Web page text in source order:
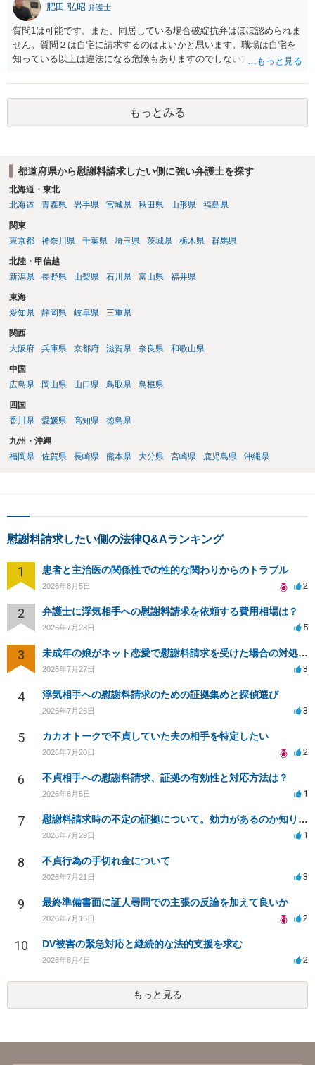
肥田 弘昭 弁護士
質問1は可能です。また、同居している場合破綻抗弁はほぼ認められま
せん。質問２は自宅に請求するのはよいかと思います。職場は自宅を
知っている以上は違法になる危険もありますのでしない方が良いで
かと思います。有責配偶者ですので相手方からの離婚は拒否しても仮
に訴訟されても法的に成立しません。質問５は認知すると養育費支払
い、相続権が発生します。合意があれば法的に可能ですが法律で強制
することはできません。質問６は可能です。質問７は不貞行為の写真
もっとみる
都道府県から慰謝料請求したい側に強い弁護士を探す
北海道・東北
北海道
青森県 岩手県 宮城県 秋田県 山形県 福島県
関東
東京都
神奈川県 千葉県 埼玉県 茨城県 栃木県 群馬県
北陸・甲信越
新潟県
長野県 山梨県 石川県 富山県 福井県
東海
愛知県
静岡県 岐阜県 三重県
関西
大阪府
兵庫県 京都府 滋賀県 奈良県 和歌山県
中国
広島県
岡山県 山口県 鳥取県 島根県
四国
香川県
愛媛県 高知県 徳島県
九州・沖縄
福岡県
佐賀県 長崎県 熊本県 大分県 宮崎県 鹿児島県 沖縄県
慰謝料請求したい側の法律Q&Aランキング
1 患者と主治医の関係性での性的な関わりからのトラブル
2026年8月5日 2
2 弁護士に浮気相手への慰謝料請求を依頼する費用相場は？
2026年7月28日 5
3 未成年の娘がネット恋愛で慰謝料請求を受けた場合の対処法は？
2026年7月27日 3
4 浮気相手への慰謝料請求のための証拠集めと探偵選び
2026年7月26日 3
5 カカオトークで不貞していた夫の相手を特定したい
2026年7月20日 2
6 不貞相手への慰謝料請求、証拠の有効性と対応方法は？
2026年8月5日 1
7 慰謝料請求時の不定の証拠について。効力があるのか知りたい。
2026年7月29日 1
8 不貞行為の手切れ金について
2026年7月21日 3
9 最終準備書面に証人尋問での主張の反論を加えて良いか
2026年7月15日 2
10 DV被害の緊急対応と継続的な法的支援を求む
2026年8月4日 2
もっと見る